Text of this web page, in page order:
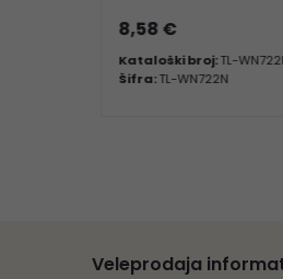
8,58 €
Kataloški broj:TL-
Šifra:TL-WN722N
Veleprodaja